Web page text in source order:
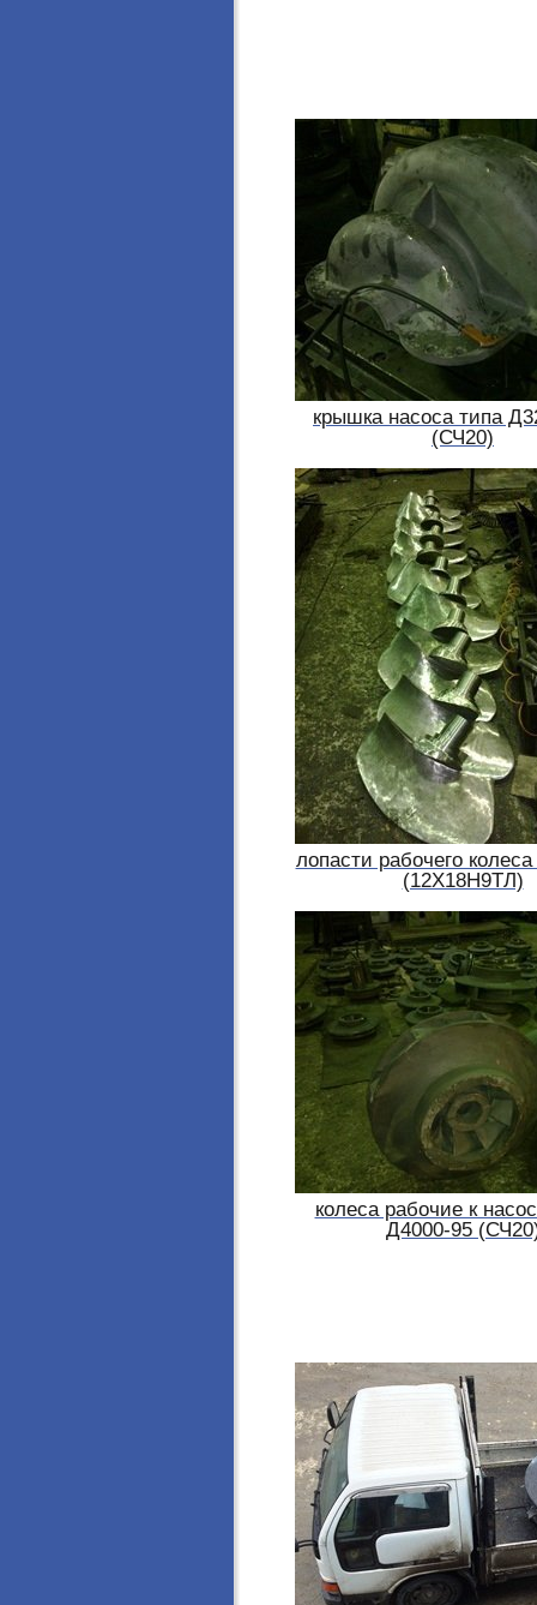
крышка насоса типа
(СЧ20)
лопасти рабочего
(12Х18Н9ТЛ)
колеса рабочие к
Д4000-95